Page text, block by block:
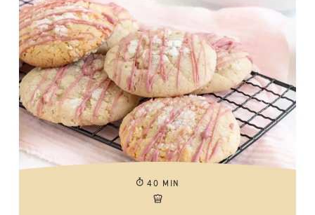
40 MIN